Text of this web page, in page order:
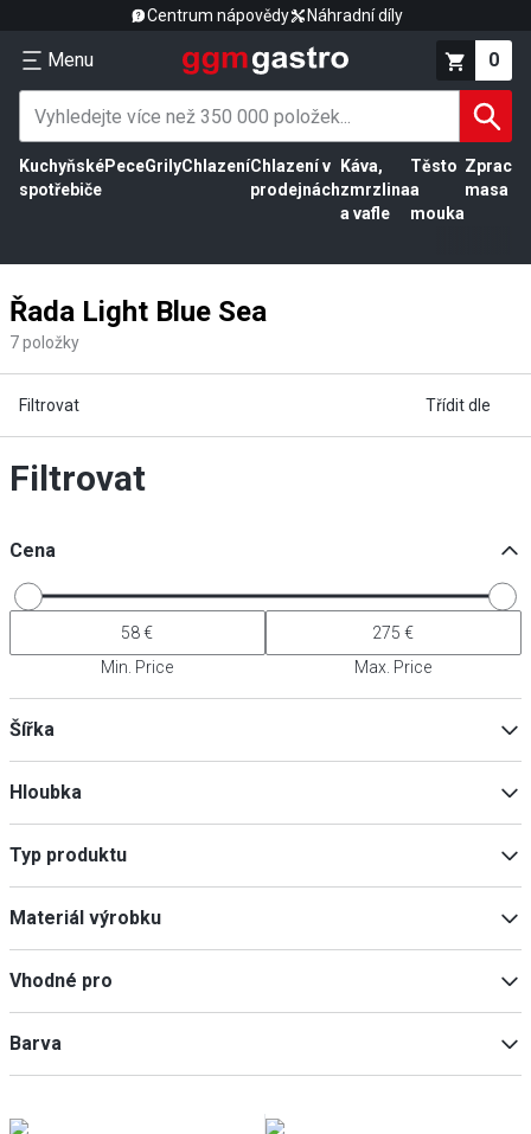
Centrum nápovědy Náhradní díly
Menu 0
Kuchyňské
spotřebiče
PeceGrilyChlazeníChlazení v
prodejnách
Káva,
zmrzlina
a vafle
Těsto
a
mouka
masa
Řada Light Blue Sea
7položky
Filtrovat Třídit dle
Filtrovat
Cena
Min. Price Max. Price
Šířka
Hloubka
Min
Typ produktu
Misky( 2)
Materiál výrobku
Vhodné pro
Mikrovlnná trouba
Barva